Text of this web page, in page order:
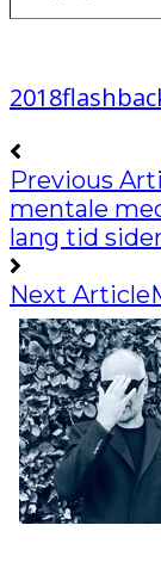
2018
Previous
mentale
lang tid
Next Article